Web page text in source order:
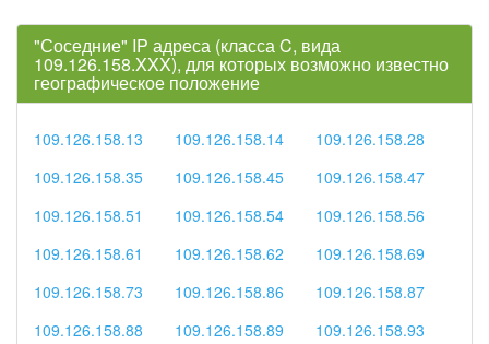
"Соседние" IP адреса (класса C, вида
109.126.158.XXX), для которых возможно известно
географическое положение
109.126.158.13 109.126.158.14
109.126.158.28
109.126.158.35
109.126.158.45
109.126.158.47
109.126.158.51
109.126.158.54
109.126.158.56
109.126.158.61
109.126.158.62
109.126.158.69
109.126.158.73
109.126.158.86
109.126.158.87
109.126.158.88
109.126.158.89
109.126.158.93